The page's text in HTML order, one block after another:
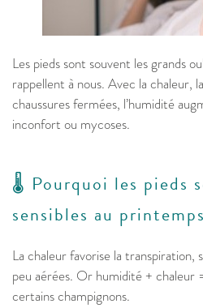
Les pieds sont souvent les grands
rappellent à nous. Avec la chaleur,
chaussures fermées, l’humidité
inconfort ou mycoses.
🌡️ Pourquoi les pieds
sensibles au
La chaleur favorise la transpiration,
peu aérées. Or humidité + chaleur
certains champignons.